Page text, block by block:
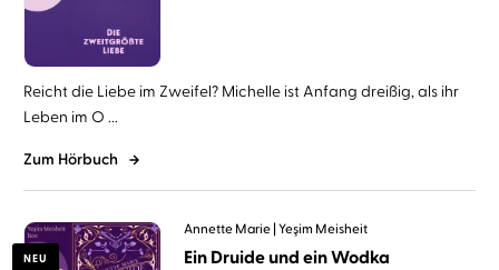
Reicht die Liebe im Zweifel? Michelle ist Anfang dreißig, als ihr
Leben im O ...
Zum Hörbuch
NEU
Annette Marie Yeşim Meisheit
Ein Druide und ein Wodka